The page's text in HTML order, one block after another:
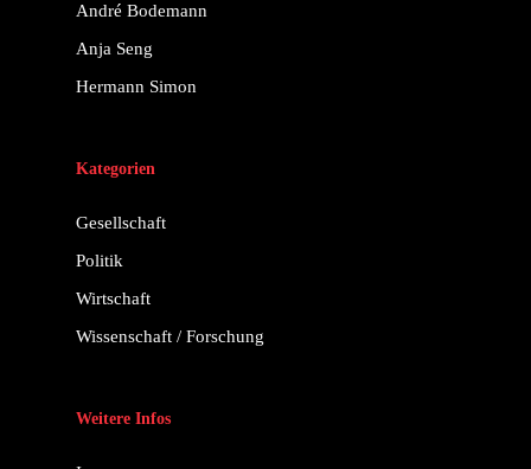
André Bodemann
Anja Seng
Hermann Simon
Kategorien
Gesellschaft
Politik
Wirtschaft
Wissenschaft / Forschung
Weitere Infos